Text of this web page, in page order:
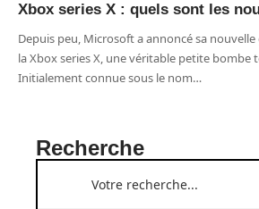
Xbox series X : quels sont les
Depuis peu, Microsoft a annoncé sa
la Xbox series X, une véritable petite bombe
Initialement connue sous le nom…
Recherche